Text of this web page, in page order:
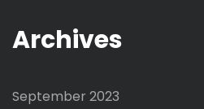
Archives
September 2023